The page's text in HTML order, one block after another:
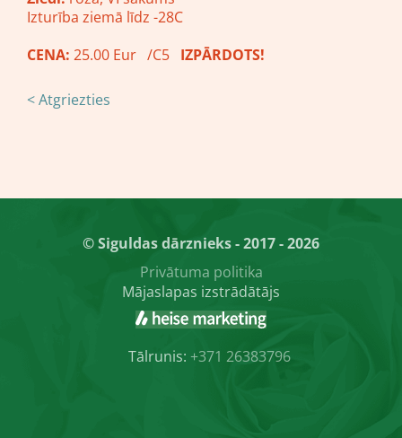
Izturība ziemā līdz -28C
CENA: 25.00 Eur /C5 IZPĀRDOTS!
< Atgriezties
© Siguldas dārznieks - 2017 - 2026
Privātuma politika
Mājaslapas izstrādātājs
Tālrunis: +371 26383796